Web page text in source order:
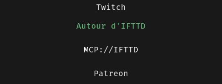
Twitch
Autour d'IFTTD
MCP://IFTTD
Patreon